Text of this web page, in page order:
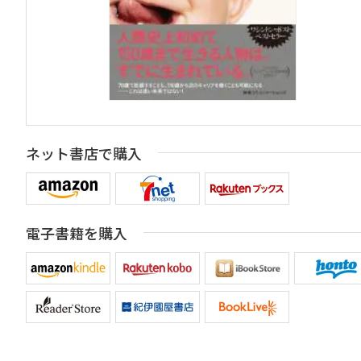
ネット書店で購入
電子書籍を購入